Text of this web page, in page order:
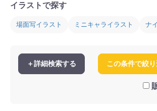
イラストで探す
場面写イラスト ミニキャライラスト ナ
＋詳細検索する この条件で絞